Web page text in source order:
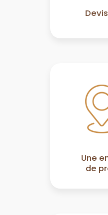
Une
de